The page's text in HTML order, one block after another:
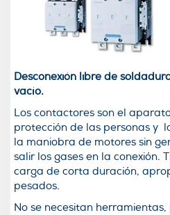
Desconexión libre de
vacío.
Los contactores son el
protección de las personas y
la maniobra de motores sin
salir los gases en la conexión.
carga de corta duración,
pesados.
No se necesitan